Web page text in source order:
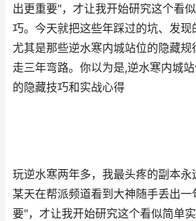
出更重要"，才让我开始研究这个看
巧。今天就把这些年踩过的坑、发现
尤其是那些逆水寒内城站位的隐藏规
走三年弯路。你以为是,逆水寒内城
的隐藏技巧和实战心得
玩逆水寒两年多，我最头疼的副本永
某天在帮派频道看到大神随手丢出
要"，才让我开始研究这个看似简单